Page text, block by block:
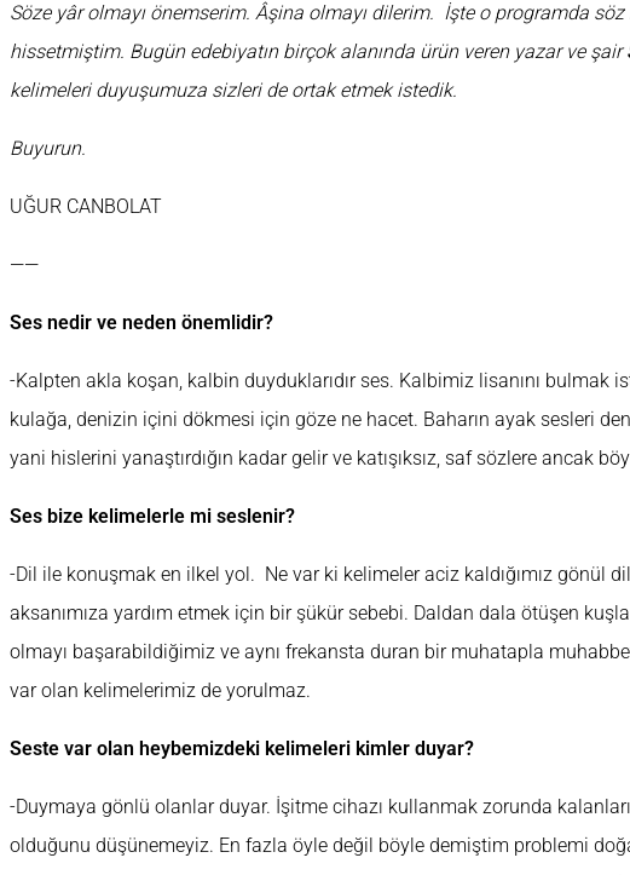
Söze yâr olmayı önemserim. Âşina olmayı dilerim. İşte o programda
hissetmiştim. Bugün edebiyatın birçok alanında ürün veren yazar ve şair
kelimeleri duyuşumuza sizleri de ortak etmek istedik.
Buyurun.
UĞUR CANBOLAT
——
Ses nedir ve neden önemlidir?
-Kalpten akla koşan, kalbin duyduklarıdır ses. Kalbimiz lisanını bulmak
kulağa, denizin içini dökmesi için göze ne hacet. Baharın ayak sesleri
yani hislerini yanaştırdığın kadar gelir ve katışıksız, saf sözlere ancak
Ses bize kelimelerle mi seslenir?
-Dil ile konuşmak en ilkel yol. Ne var ki kelimeler aciz kaldığımız gönül
aksanımıza yardım etmek için bir şükür sebebi. Daldan dala ötüşen
olmayı başarabildiğimiz ve aynı frekansta duran bir muhatapla
var olan kelimelerimiz de yorulmaz.
Seste var olan heybemizdeki kelimeleri kimler duyar?
-Duymaya gönlü olanlar duyar. İşitme cihazı kullanmak zorunda
olduğunu düşünemeyiz. En fazla öyle değil böyle demiştim problemi